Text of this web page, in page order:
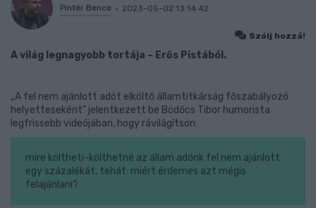
Pintér Bence 2023-05-02 13:14:42
Szólj hozzá!
A világ legnagyobb tortája – Erős Pistából.
„A fel nem ajánlott adót elköltő államtitkárság főszabályozó
helyetteseként” jelentkezett be Bödőcs Tibor humorista
legfrissebb videójában, hogy rávilágítson:
mire költheti-költhetné az állam adónk fel nem ajánlott
egy százalékát, tehát: miért érdemes azt mégis
felajánlani?